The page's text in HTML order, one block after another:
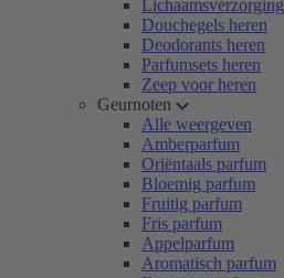
Lichaamsverzorging
Douchegels heren
Deodorants heren
Parfumsets heren
Zeep voor heren
Geurnoten
Alle weergeven
Amberparfum
Oriëntaals parfum
Bloemig parfum
Fruitig parfum
Fris parfum
Appelparfum
Aromatisch parfum